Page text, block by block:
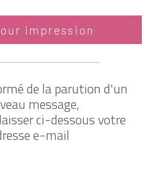
impression
de la parution d'un
message,
ci-dessous votre
e-mail